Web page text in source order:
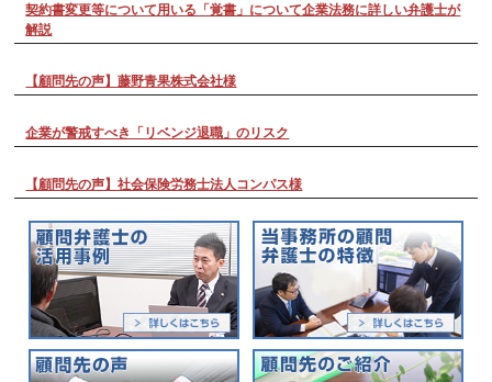
契約書変更等について用いる「覚書」について企業法務に詳しい弁護士が
解説
【顧問先の声】藤野青果株式会社様
企業が警戒すべき「リベンジ退職」のリスク
【顧問先の声】社会保険労務士法人コンパス様